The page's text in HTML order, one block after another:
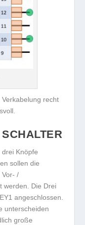
recht
Knöpfe
sollen die
Vor- /
werden. Die Drei
angeschlossen.
unterscheiden
große